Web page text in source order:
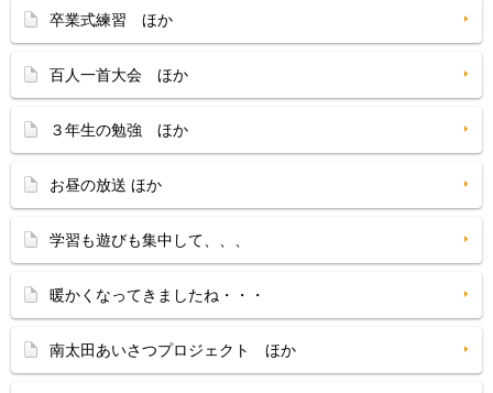
卒業式練習 ほか
百人一首大会 ほか
３年生の勉強 ほか
お昼の放送 ほか
学習も遊びも集中して、、、
暖かくなってきましたね・・・
南太田あいさつプロジェクト ほか